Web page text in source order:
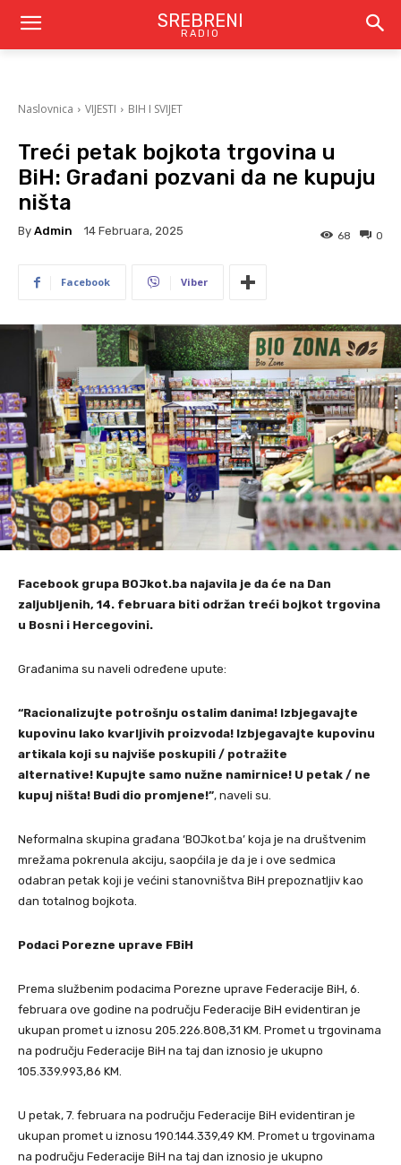
SREBRENI
RADIO
Naslovnica VIJESTI BIH I SVIJET
Treći petak bojkota trgovina u
BiH: Građani pozvani da ne kupuju
ništa
By Admin 14 Februara, 2025 0
68
Facebook Viber
Facebook grupa BOJkot.ba najavila je da će na Dan
zaljubljenih, 14. februara biti održan treći bojkot trgovina
u Bosni i Hercegovini.
Građanima su naveli određene upute:
“Racionalizujte potrošnju ostalim danima! Izbjegavajte
kupovinu lako kvarljivih proizvoda! Izbjegavajte kupovinu
artikala koji su najviše poskupili / potražite
alternative! Kupujte samo nužne namirnice! U petak / ne
kupuj ništa! Budi dio promjene!”, naveli su.
Neformalna skupina građana ‘BOJkot.ba’ koja je na društvenim
mrežama pokrenula akciju, saopćila je da je i ove sedmica
odabran petak koji je većini stanovništva BiH prepoznatljiv kao
dan totalnog bojkota.
Podaci Porezne uprave FBiH
Prema službenim podacima Porezne uprave Federacije BiH, 6.
februara ove godine na području Federacije BiH evidentiran je
ukupan promet u iznosu 205.226.808,31 KM. Promet u trgovinama
na području Federacije BiH na taj dan iznosio je ukupno
105.339.993,86 KM.
U petak, 7. februara na području Federacije BiH evidentiran je
ukupan promet u iznosu 190.144.339,49 KM. Promet u trgovinama
na području Federacije BiH na taj dan iznosio je ukupno